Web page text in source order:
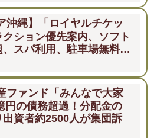
沖縄】「ロイヤルチケッ
クション優先案内、ソフト
、スパ利用、駐車場無料…
ファンド「みんなで大家
円の債務超過！分配金の
資者約2500人が集団訴